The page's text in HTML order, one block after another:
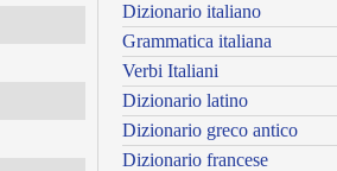
Dizionario italiano
Grammatica italiana
Verbi Italiani
Dizionario latino
Dizionario greco antico
Dizionario francese